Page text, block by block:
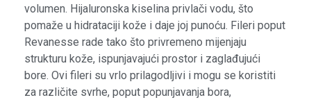
volumen. Hijaluronska kiselina privlači vodu, što
pomaže u hidrataciji kože i daje joj punoću. Fileri poput
Revanesse rade tako što privremeno mijenjaju
strukturu kože, ispunjavajući prostor i zaglađujući
bore. Ovi fileri su vrlo prilagodljivi i mogu se koristiti
za različite svrhe, poput popunjavanja bora,